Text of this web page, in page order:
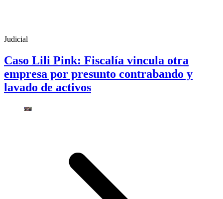
Judicial
Caso Lili Pink: Fiscalía vincula otra
empresa por presunto contrabando y
lavado de activos